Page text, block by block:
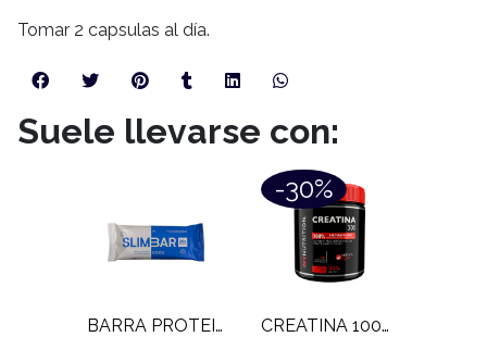
Tomar 2 capsulas al día.
Suele llevarse con:
BARRA PROTEICA SLIMBAR (60 GR)
-30%
CREATINA 100% MONOHIDRATADA MY NUTRITION (300 GR)